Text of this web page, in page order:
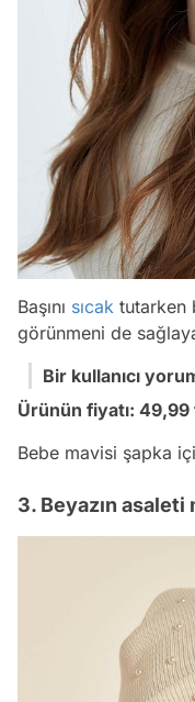
Başını sıcak tutarken
görünmeni de
Bir kullanıcı
Ürünün fiyatı: 49,99
Bebe mavisi şapka
3. Beyazın